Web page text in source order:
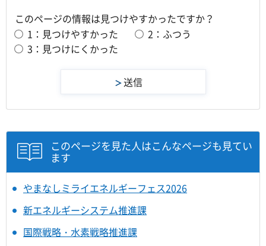
このページの情報は見つけやすかったですか？
1：見つけやすかった
2：ふつう
3：見つけにくかった
このページを見た人はこんなページも見てい
ます
やまなしミライエネルギーフェス2026
新エネルギーシステム推進課
国際戦略・水素戦略推進課